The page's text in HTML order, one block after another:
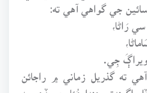
جي گواهي آهي ته:
رَاڻا،
ويراڳَ جِي.
ته گذريل زماني ۾ راجائن
راڳيندڙ رهندا هُئا، ۽ جڏهن به